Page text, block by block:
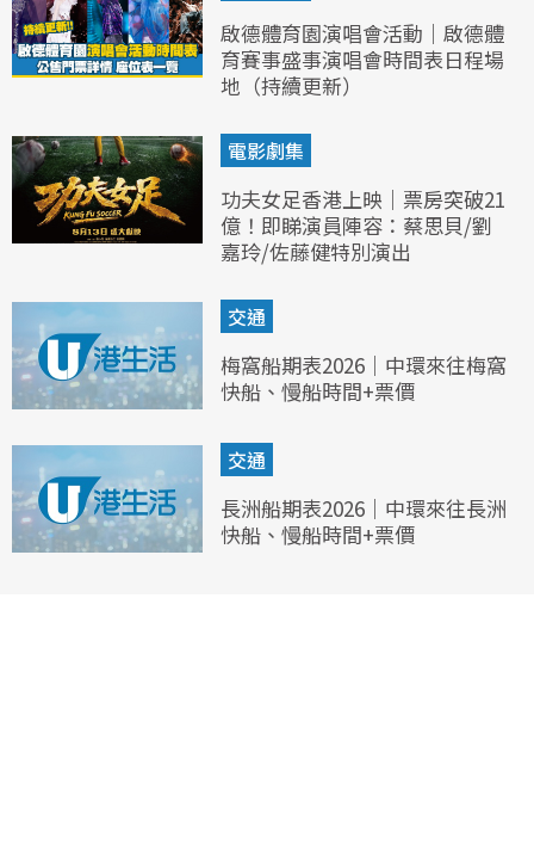
啟德體育園演唱會活動｜啟德體
育賽事盛事演唱會時間表日程場
地（持續更新）
電影劇集
功夫女足香港上映｜票房突破21
億！即睇演員陣容：蔡思貝/劉
嘉玲/佐藤健特別演出
交通
梅窩船期表2026｜中環來往梅窩
快船、慢船時間+票價
交通
長洲船期表2026｜中環來往長洲
快船、慢船時間+票價